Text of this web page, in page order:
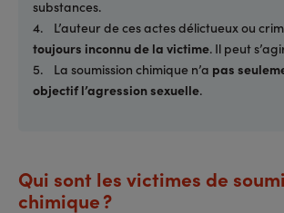
substances.
4. L’auteur de ces actes délictueux ou
toujours inconnu de la victime. Il peut
5. La soumission chimique n’a pas
objectif l’agression sexuelle.
Qui sont les victimes de
chimique ?